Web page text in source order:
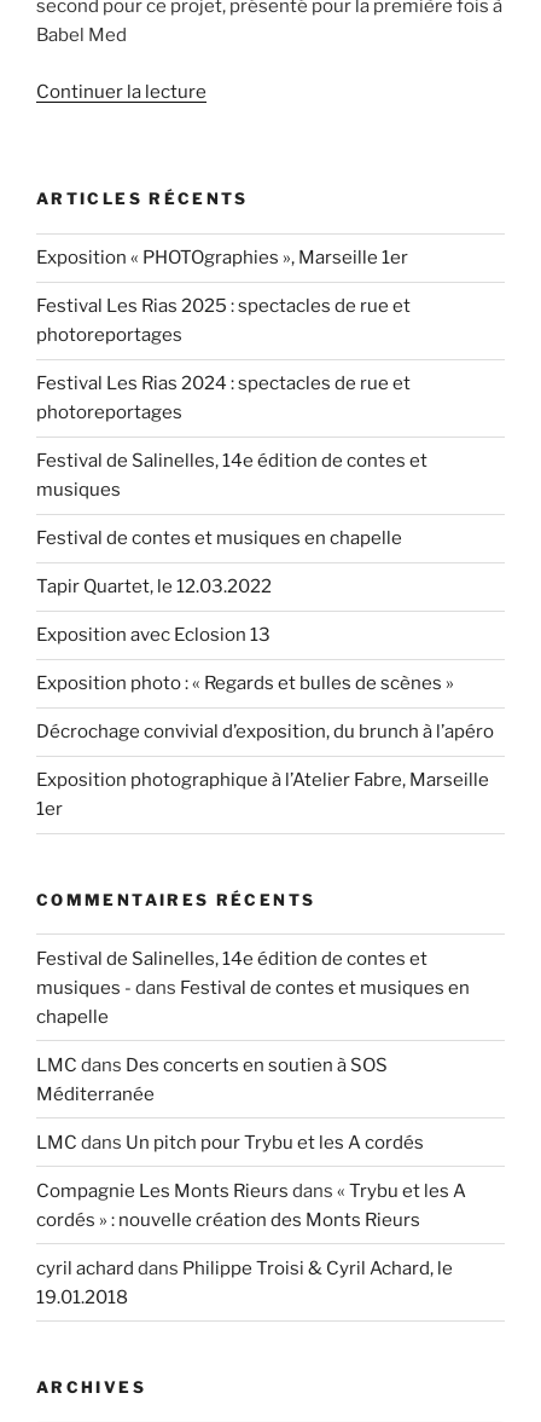
second pour ce projet, présenté pour la première fois à
Babel Med
Continuer la lecture
le
10.05.2017 »
ARTICLES RÉCENTS
Exposition « PHOTOgraphies », Marseille 1er
Festival Les Rias 2025 : spectacles de rue et
photoreportages
Festival Les Rias 2024 : spectacles de rue et
photoreportages
Festival de Salinelles, 14e édition de contes et
musiques
Festival de contes et musiques en chapelle
Tapir Quartet, le 12.03.2022
Exposition avec Eclosion 13
Exposition photo : « Regards et bulles de scènes »
Décrochage convivial d’exposition, du brunch à l’apéro
Exposition photographique à l’Atelier Fabre, Marseille
1er
COMMENTAIRES RÉCENTS
Festival de Salinelles, 14e édition de contes et
musiques - dans Festival de contes et musiques en
chapelle
LMC dans Des concerts en soutien à SOS
Méditerranée
LMC dans Un pitch pour Trybu et les A cordés
Compagnie Les Monts Rieurs dans « Trybu et les A
cordés » : nouvelle création des Monts Rieurs
cyril achard dans Philippe Troisi & Cyril Achard, le
19.01.2018
ARCHIVES